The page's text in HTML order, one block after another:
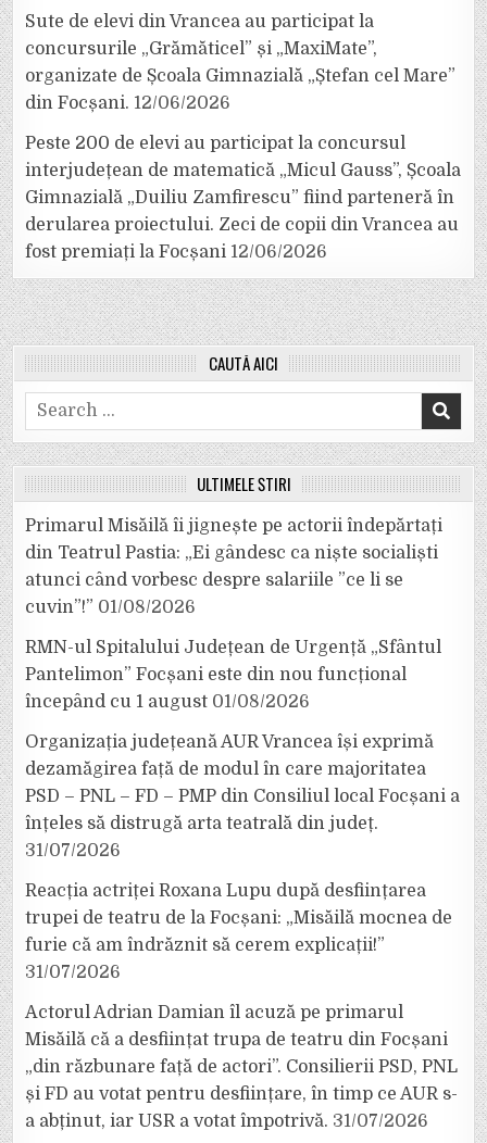
Sute de elevi din Vrancea au participat la
concursurile „Grămăticel” și „MaxiMate”,
organizate de Școala Gimnazială „Ștefan cel Mare”
din Focșani. 12/06/2026
Peste 200 de elevi au participat la concursul
interjudețean de matematică „Micul Gauss”, Școala
Gimnazială „Duiliu Zamfirescu” fiind parteneră în
derularea proiectului. Zeci de copii din Vrancea au
fost premiați la Focșani 12/06/2026
CAUTĂ AICI
Search
for:
ULTIMELE ȘTIRI
Primarul Misăilă îi jignește pe actorii îndepărtați
din Teatrul Pastia: „Ei gândesc ca niște socialiști
atunci când vorbesc despre salariile ”ce li se
cuvin”!” 01/08/2026
RMN-ul Spitalului Județean de Urgență „Sfântul
Pantelimon” Focșani este din nou funcțional
începând cu 1 august 01/08/2026
Organizația județeană AUR Vrancea își exprimă
dezamăgirea față de modul în care majoritatea
PSD – PNL – FD – PMP din Consiliul local Focșani a
înțeles să distrugă arta teatrală din județ.
31/07/2026
Reacția actriței Roxana Lupu după desființarea
trupei de teatru de la Focșani: „Misăilă mocnea de
furie că am îndrăznit să cerem explicații!”
31/07/2026
Actorul Adrian Damian îl acuză pe primarul
Misăilă că a desființat trupa de teatru din Focșani
„din răzbunare față de actori”. Consilierii PSD, PNL
și FD au votat pentru desființare, în timp ce AUR s-
a abținut, iar USR a votat împotrivă. 31/07/2026